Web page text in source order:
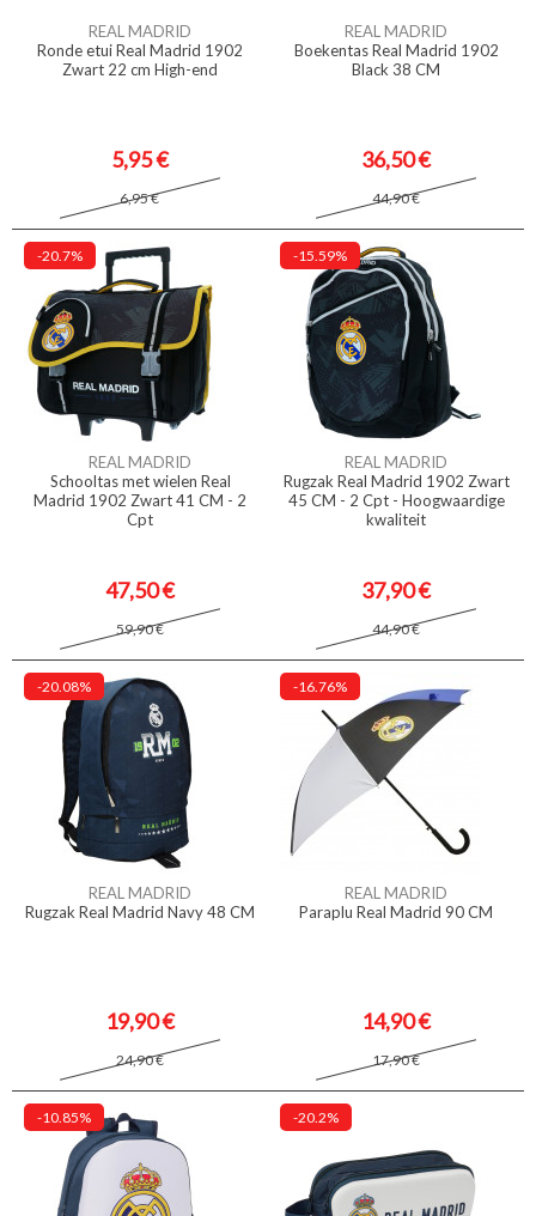
REAL MADRID
Ronde etui Real Madrid 1902
Zwart 22 cm High-end
5,95 €
6,95 €
REAL MADRID
Boekentas Real Madrid 1902
Black 38 CM
36,50 €
44,90 €
-20.7%
REAL MADRID
Schooltas met wielen Real
Madrid 1902 Zwart 41 CM - 2
Cpt
47,50 €
59,90 €
-15.59%
REAL MADRID
Rugzak Real Madrid 1902 Zwart
45 CM - 2 Cpt - Hoogwaardige
kwaliteit
37,90 €
44,90 €
-20.08%
REAL MADRID
Rugzak Real Madrid Navy 48 CM
19,90 €
24,90 €
-16.76%
REAL MADRID
Paraplu Real Madrid 90 CM
14,90 €
17,90 €
-10.85% -20.2%